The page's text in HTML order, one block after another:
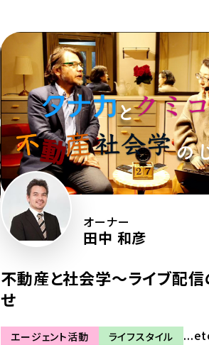
オーナー
田中 和彦
不動産と社会学〜ライブ配信
せ
エージェント活動 ライフスタイル